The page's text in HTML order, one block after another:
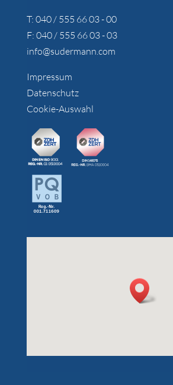
T: 040 / 555 66 03 - 00
F: 040 / 555 66 03 - 03
info@sudermann.com
Impressum
Datenschutz
Cookie-Auswahl